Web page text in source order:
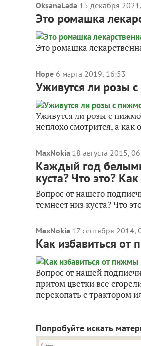
OksanaLada 15 декабря
Это ромашка
Это ромашка
Hope 6 марта 2019, 16:53
Уживутся ли розы
Уживутся ли розы с
неплохо смотрится, а как
MaxNokia 18 августа 2015,
Каждый год
куста? Что это?
Вопрос от нашего
темнеет низ куста? Что
MaxNokia 17 сентября 2014,
Как избавиться от
Вопрос от нашей
притом цветки все
перекопать с трактором
Попробуйте искать